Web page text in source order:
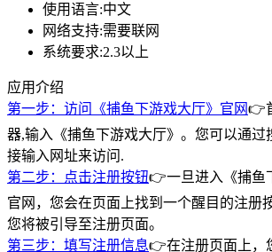
使用语言:中文
网络支持:需要联网
系统要求:2.3以上
应用介绍
第一步：访问《捕鱼下游戏大厅》官网👉
器,输入《捕鱼下游戏大厅》。您可以通过
接输入网址来访问.
第二步：点击注册按钮👉一旦进入《捕鱼
官网，您会在页面上找到一个醒目的注册
您将被引导至注册页面。
第三步：填写注册信息👉在注册页面上，